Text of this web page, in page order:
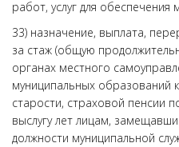
работ, услуг для обеспечения
33) назначение, выплата,
за стаж (общую
органах местного
муниципальных образований
старости, страховой пенсии
выслугу лет лицам,
должности муниципальной